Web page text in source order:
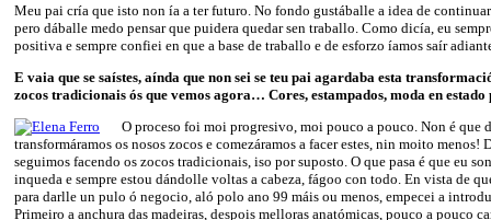
Meu pai cría que isto non ía a ter futuro. No fondo gustáballe a idea de
pero dáballe medo pensar que puidera quedar sen traballo. Como dicía, eu
positiva e sempre confiei en que a base de traballo e de esforzo íamos saír
E vaia que se saístes, aínda que non sei se teu pai agardaba esta
zocos tradicionais ós que vemos agora… Cores, estampados, moda en estado
O proceso foi moi progresivo, moi pouco a pouco. Non é que
transformáramos os nosos zocos e comezáramos a facer estes, nin moito menos!
seguimos facendo os zocos tradicionais, iso por suposto. O que pasa é que eu
inqueda e sempre estou dándolle voltas a cabeza, fágoo con todo. En vista de
para darlle un pulo ó negocio, aló polo ano 99 máis ou menos, empecei a
Primeiro a anchura das madeiras, despois melloras anatómicas, pouco a pouco